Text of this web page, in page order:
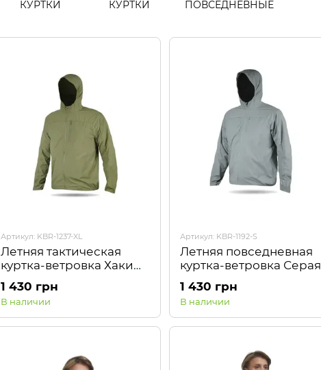
КУРТКИ
КУРТКИ
ПОВСЕДНЕВНЫЕ
Артикул: KBR-1237-XL
Летняя тактическая
куртка-ветровка Хаки
Kiborg
1 430 грн
В наличии
Артикул: KBR-1192-S
Летняя повседневная
куртка-ветровка Серая
Kiborg
1 430 грн
В наличии